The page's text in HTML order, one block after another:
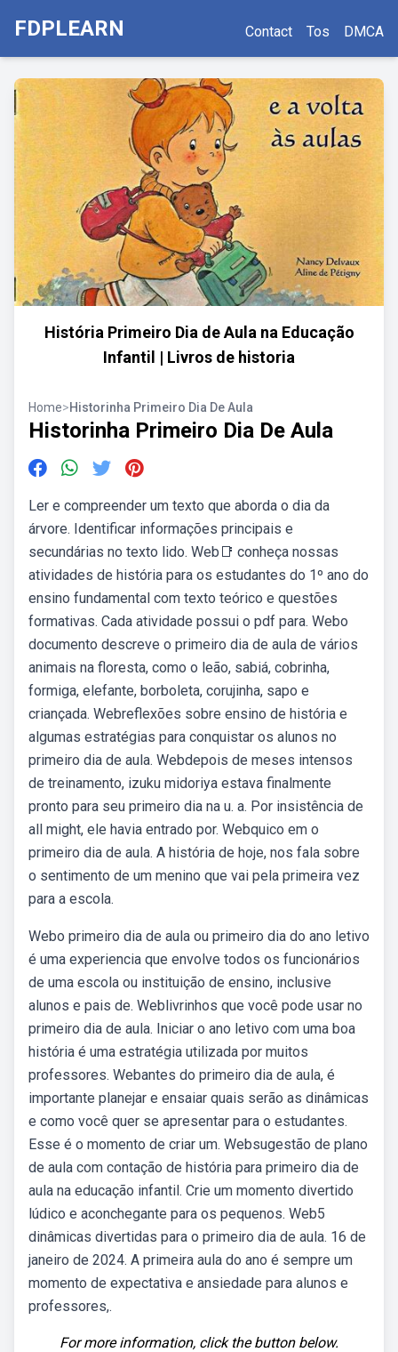
FDPLEARN Contact Tos DMCA
História Primeiro Dia de Aula na Educação
Infantil | Livros de historia
Home>Historinha Primeiro Dia De Aula
Historinha Primeiro Dia De Aula
Ler e compreender um texto que aborda o dia da
árvore. Identificar informações principais e
secundárias no texto lido. Web📑 conheça nossas
atividades de história para os estudantes do 1º ano do
ensino fundamental com texto teórico e questões
formativas. Cada atividade possui o pdf para. Webo
documento descreve o primeiro dia de aula de vários
animais na floresta, como o leão, sabiá, cobrinha,
formiga, elefante, borboleta, corujinha, sapo e
criançada. Webreflexões sobre ensino de história e
algumas estratégias para conquistar os alunos no
primeiro dia de aula. Webdepois de meses intensos
de treinamento, izuku midoriya estava finalmente
pronto para seu primeiro dia na u. a. Por insistência de
all might, ele havia entrado por. Webquico em o
primeiro dia de aula. A história de hoje, nos fala sobre
o sentimento de um menino que vai pela primeira vez
para a escola.
Webo primeiro dia de aula ou primeiro dia do ano letivo
é uma experiencia que envolve todos os funcionários
de uma escola ou instituição de ensino, inclusive
alunos e pais de. Weblivrinhos que você pode usar no
primeiro dia de aula. Iniciar o ano letivo com uma boa
história é uma estratégia utilizada por muitos
professores. Webantes do primeiro dia de aula, é
importante planejar e ensaiar quais serão as dinâmicas
e como você quer se apresentar para o estudantes.
Esse é o momento de criar um. Websugestão de plano
de aula com contação de história para primeiro dia de
aula na educação infantil. Crie um momento divertido
lúdico e aconchegante para os pequenos. Web5
dinâmicas divertidas para o primeiro dia de aula. 16 de
janeiro de 2024. A primeira aula do ano é sempre um
momento de expectativa e ansiedade para alunos e
professores,.
For more information, click the button below.